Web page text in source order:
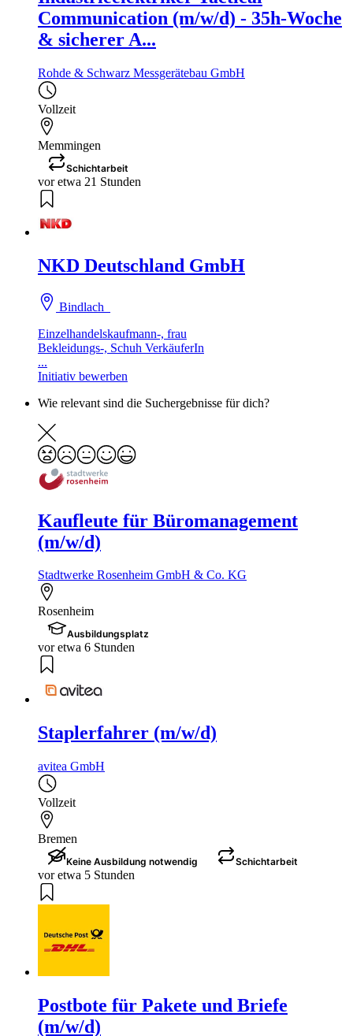
Communication (m/w/d) - 35h-Woche
& sicherer A...
Rohde & Schwarz Messgerätebau GmbH
Vollzeit
Memmingen
Schichtarbeit
vor etwa 21 Stunden
NKD Deutschland GmbH
Bindlach
Einzelhandelskaufmann-, frau
Bekleidungs-, Schuh VerkäuferIn
...
Initiativ bewerben
Wie relevant sind die Suchergebnisse für dich?
Kaufleute für Büromanagement
(m/w/d)
Stadtwerke Rosenheim GmbH & Co. KG
Rosenheim
Ausbildungsplatz
vor etwa 6 Stunden
Staplerfahrer (m/w/d)
avitea GmbH
Vollzeit
Bremen
Keine Ausbildung notwendig Schichtarbeit
vor etwa 5 Stunden
Postbote für Pakete und Briefe
(m/w/d)